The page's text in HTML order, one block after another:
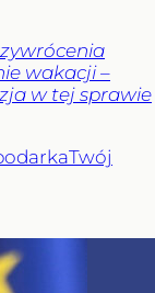
wakacji –
w tej sprawie
Twój